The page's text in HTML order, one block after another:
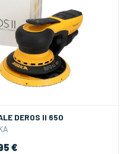
DEROS II 650
€